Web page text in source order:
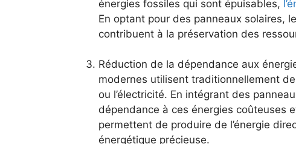
énergies fossiles qui sont épuisables,‌
‍En optant‍ pour⁣ des panneaux solaires,
contribuent à la préservation des
Réduction de la dépendance aux
modernes utilisent traditionnellement
ou l’électricité. En intégrant des
dépendance‌ à ces énergies coûteuses
‌permettent de produire de l’énergie
énergétique précieuse.